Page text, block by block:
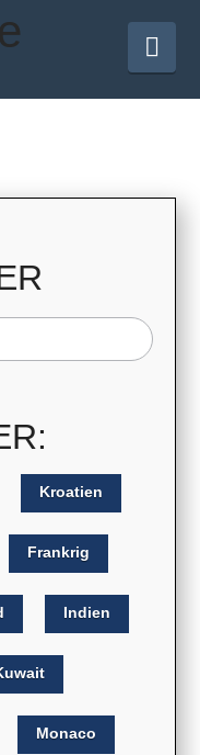
Kroatien
Frankrig
Indien
Monaco